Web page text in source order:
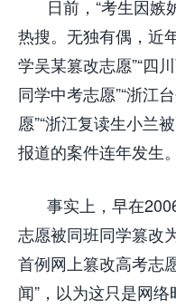
日前，“考生因嫉
热搜。无独有偶，近
学吴某篡改志愿”“四
同学中考志愿”“浙江
愿”“浙江复读生小兰
报道的案件连年发生。
事实上，早在
志愿被同班同学篡改
首例网上篡改高考志
闻”，以为这只是网